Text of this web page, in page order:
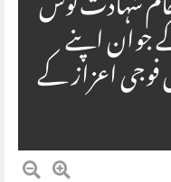
اپنے
فوجی اعزاز کے